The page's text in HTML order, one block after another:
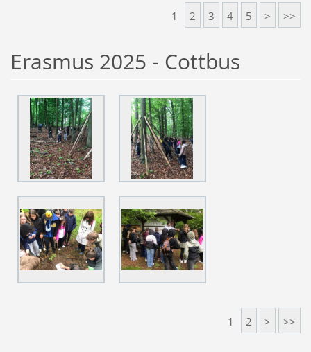
1 2 3 4 5 > >>
Erasmus 2025 - Cottbus
1 2 > >>